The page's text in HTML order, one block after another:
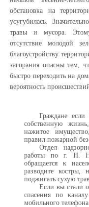
обстановка на
усугубилась.
травы и мусора. Этому
отсутствие молодой
благоустройству
загорания опасны тем,
быстро переходить на
вероятность
Граждане
собственную
нажитое
правил пожарной
Отдел
работы по г. Н.
обращается к
разводите костры,
поджигать сухую
Если вы стали
спасения по
мобильного